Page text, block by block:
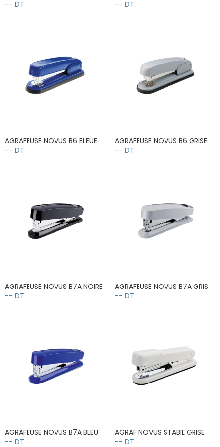
-- DT
-- DT
AGRAFEUSE NOVUS B6 BLEUE
-- DT
AGRAFEUSE NOVUS B6 GRISE
-- DT
AGRAFEUSE NOVUS B7A NOIRE
-- DT
AGRAFEUSE NOVUS B7A GRIS
-- DT
AGRAFEUSE NOVUS B7A BLEU
-- DT
AGRAF NOVUS STABIL GRISE
-- DT